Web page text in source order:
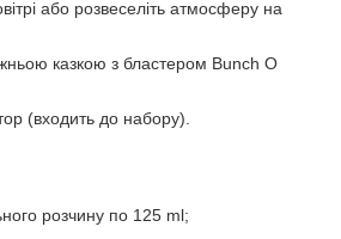
або розвеселіть атмосферу на
казкою з бластером Bunch O
(входить до набору).
розчину по 125 ml;